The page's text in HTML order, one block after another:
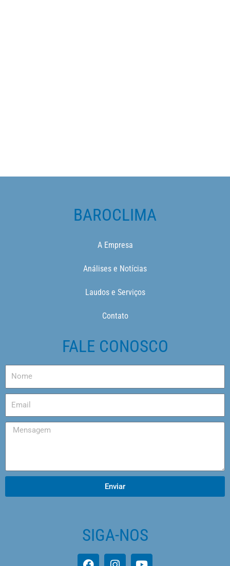
BAROCLIMA
A Empresa
Análises e Notícias
Laudos e Serviços
Contato
FALE CONOSCO
Enviar
SIGA-NOS